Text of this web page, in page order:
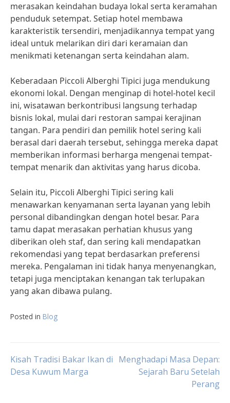
merasakan keindahan budaya lokal serta keramahan
penduduk setempat. Setiap hotel membawa
karakteristik tersendiri, menjadikannya tempat yang
ideal untuk melarikan diri dari keramaian dan
menikmati ketenangan serta keindahan alam.
Keberadaan Piccoli Alberghi Tipici juga mendukung
ekonomi lokal. Dengan menginap di hotel-hotel kecil
ini, wisatawan berkontribusi langsung terhadap
bisnis lokal, mulai dari restoran sampai kerajinan
tangan. Para pendiri dan pemilik hotel sering kali
berasal dari daerah tersebut, sehingga mereka dapat
memberikan informasi berharga mengenai tempat-
tempat menarik dan aktivitas yang harus dicoba.
Selain itu, Piccoli Alberghi Tipici sering kali
menawarkan kenyamanan serta layanan yang lebih
personal dibandingkan dengan hotel besar. Para
tamu dapat merasakan perhatian khusus yang
diberikan oleh staf, dan sering kali mendapatkan
rekomendasi yang tepat berdasarkan preferensi
mereka. Pengalaman ini tidak hanya menyenangkan,
tetapi juga menciptakan kenangan tak terlupakan
yang akan dibawa pulang.
Posted in Blog
Post
Kisah Tradisi Bakar Ikan di
Desa Kuwum Marga
Menghadapi Masa Depan:
Sejarah Baru Setelah
Perang